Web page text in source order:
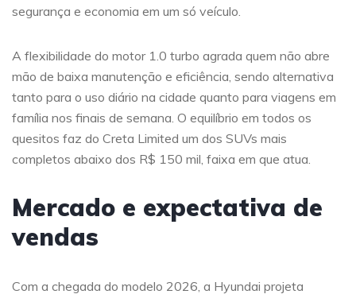
segurança e economia em um só veículo.
A flexibilidade do motor 1.0 turbo agrada quem não abre
mão de baixa manutenção e eficiência, sendo alternativa
tanto para o uso diário na cidade quanto para viagens em
família nos finais de semana. O equilíbrio em todos os
quesitos faz do Creta Limited um dos SUVs mais
completos abaixo dos R$ 150 mil, faixa em que atua.
Mercado e expectativa de
vendas
Com a chegada do modelo 2026, a Hyundai projeta